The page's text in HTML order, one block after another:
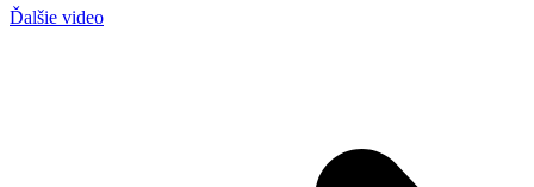
Ďalšie video